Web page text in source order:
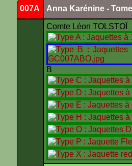
007A Anna Karénine -
Comte Léon TOLSTOÏ
B